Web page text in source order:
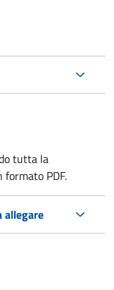
tutta la
PDF.
allegare